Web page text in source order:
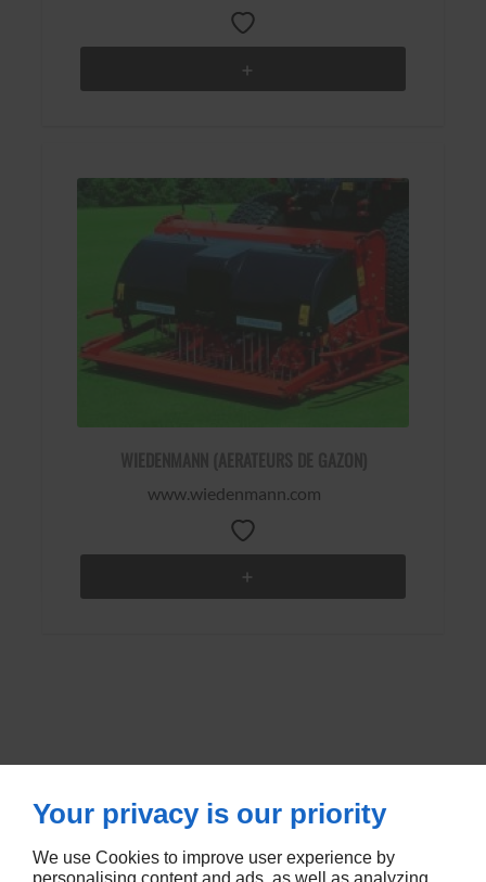
www.wiedenmann.com
Your privacy is our priority
We use Cookies to improve user experience by
personalising content and ads, as well as analyzing